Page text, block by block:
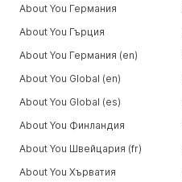
About You Германия
About You Гърция
About You Германия (en)
About You Global (en)
About You Global (es)
About You Финландия
About You Швейцария (fr)
About You Хърватия